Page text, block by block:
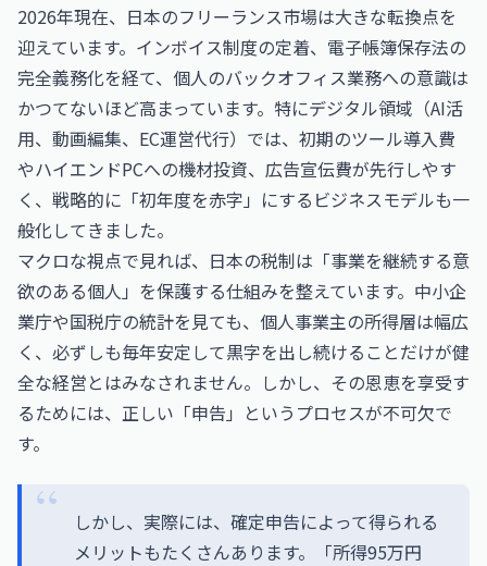
2026年現在、日本のフリーランス市場は大きな転換点を
迎えています。インボイス制度の定着、電子帳簿保存法の
完全義務化を経て、個人のバックオフィス業務への意識は
かつてないほど高まっています。特にデジタル領域（AI活
用、動画編集、EC運営代行）では、初期のツール導入費
やハイエンドPCへの機材投資、広告宣伝費が先行しやす
く、戦略的に「初年度を赤字」にするビジネスモデルも一
般化してきました。
マクロな視点で見れば、日本の税制は「事業を継続する意
欲のある個人」を保護する仕組みを整えています。中小企
業庁や国税庁の統計を見ても、個人事業主の所得層は幅広
く、必ずしも毎年安定して黒字を出し続けることだけが健
全な経営とはみなされません。しかし、その恩恵を享受す
るためには、正しい「申告」というプロセスが不可欠で
す。
しかし、実際には、確定申告によって得られる
メリットもたくさんあります。「所得95万円